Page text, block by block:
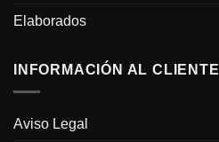
Elaborados
INFORMACIÓN AL CLIENTE
Aviso Legal